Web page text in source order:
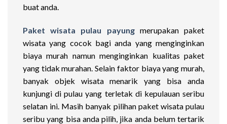
buat anda.
Paket wisata pulau payung merupakan paket
wisata yang cocok bagi anda yang menginginkan
biaya murah namun menginginkan kualitas paket
yang tidak murahan. Selain faktor biaya yang murah,
banyak objek wisata menarik yang bisa anda
kunjungi di pulau yang terletak di kepulauan seribu
selatan ini. Masih banyak pilihan paket wisata pulau
seribu yang bisa anda pilih, jika anda belum tertarik